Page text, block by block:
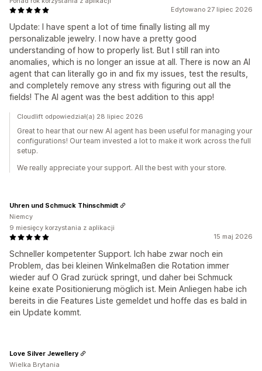
Edytowano 27 lipiec 2026
Update: I have spent a lot of time finally listing all my
personalizable jewelry. I now have a pretty good
understanding of how to properly list. But I still ran into
anomalies, which is no longer an issue at all. There is now an AI
agent that can literally go in and fix my issues, test the results,
and completely remove any stress with figuring out all the
fields! The AI agent was the best addition to this app!
Cloudlift odpowiedział(a) 28 lipiec 2026
Great to hear that our new Al agent has been useful for managing your
configurations! Our team invested a lot to make it work across the full
setup.
We really appreciate your support. All the best with your store.
15 maj 2026
Schneller kompetenter Support. Ich habe zwar noch ein
Problem, das bei kleinen Winkelmaßen die Rotation immer
wieder auf O Grad zurück springt, und daher bei Schmuck
keine exate Positionierung möglich ist. Mein Anliegen habe ich
bereits in die Features Liste gemeldet und hoffe das es bald in
ein Update kommt.
Uhren und Schmuck Thinschmidt
Niemcy
9 miesięcy korzystania z aplikacji
Love Silver Jewellery
Wielka Brytania